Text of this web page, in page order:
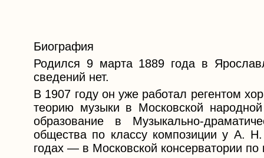
Биография
Родился 9 марта 1889 года в
сведений нет.
В 1907 году он уже работал регентом
теорию музыки в Московской
образование в Музыкально-
общества по классу композиции у А.
годах — в Московской консерватории